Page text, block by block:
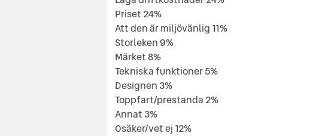
Priset 24%
Att den är miljövänlig 11%
Storleken 9%
Märket 8%
Tekniska funktioner 5%
Designen 3%
Toppfart/prestanda 2%
Annat 3%
Osäker/vet ej 12%